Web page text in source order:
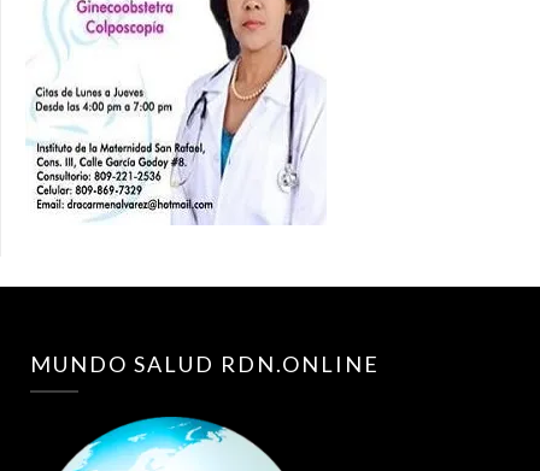
MUNDO SALUD RDN.ONLINE